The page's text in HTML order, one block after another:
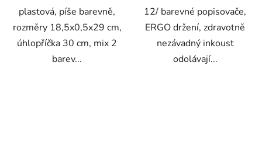
plastová, píše barevně,
rozměry 18,5x0,5x29 cm,
úhlopříčka 30 cm, mix 2
barev...
12/ barevné popisovače,
ERGO držení, zdravotně
nezávadný inkoust
odolávají...